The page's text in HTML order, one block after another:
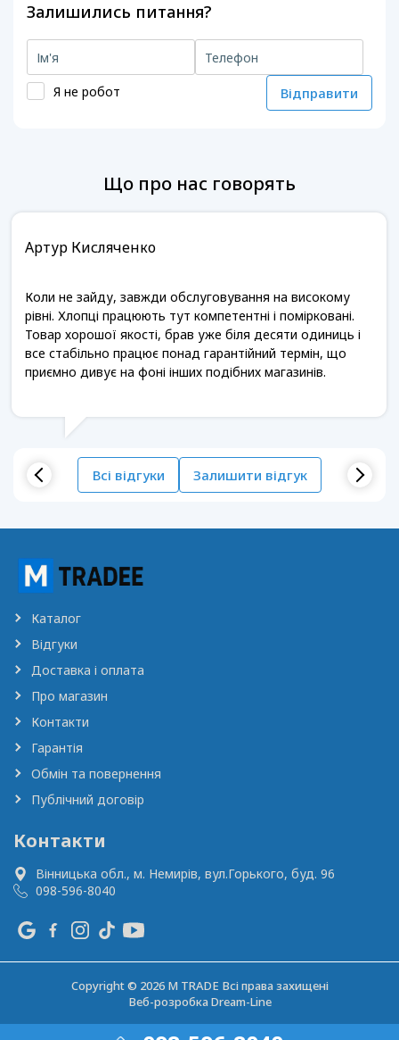
Залишились питання?
Я не робот Відправити
Що про нас говорять
Артур Кисляченко
Коли не зайду, завжди обслуговування на високому
рівні. Хлопці працюють тут компетентні і помірковані.
Товар хорошої якості, брав уже біля десяти одиниць і
все стабільно працює понад гарантійний термін, що
приємно дивує на фоні інших подібних магазинів.
Всі відгуки Залишити відгук
Каталог
Відгуки
Доставка і оплата
Про магазин
Контакти
Гарантія
Обмін та повернення
Публічний договір
Контакти
Вінницька обл., м. Немирів, вул.Горького, буд. 96
098-596-8040
Copyright © 2026 M TRADE Всі права захищені
Веб-розробкаDream-Line